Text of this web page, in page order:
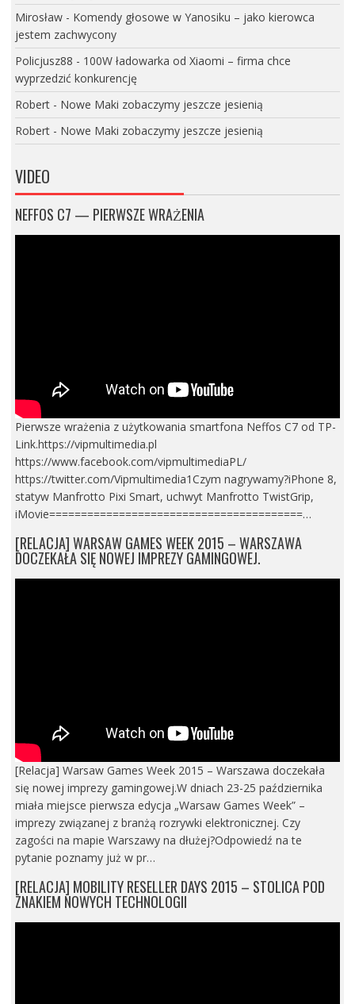
Mirosław- Komendy głosowe w Yanosiku – jako kierowca
jestem zachwycony
Policjusz88 - 100W ładowarka od Xiaomi – firma chce
wyprzedzić konkurencję
Robert- Nowe Maki zobaczymy jeszcze jesienią
Robert- Nowe Maki zobaczymy jeszcze jesienią
VIDEO
NEFFOS C7 — PIERWSZE WRAŻENIA
Pierwsze wrażenia z użytkowania smartfona Neffos C7 od TP-
Link.https://vipmultimedia.pl
https://www.facebook.com/vipmultimediaPL/
https://twitter.com/Vipmultimedia1Czym nagrywamy?iPhone 8,
statyw Manfrotto Pixi Smart, uchwyt Manfrotto TwistGrip,
iMovie========================================…
[RELACJA] WARSAW GAMES WEEK 2015 – WARSZAWA
DOCZEKAŁA SIĘ NOWEJ IMPREZY GAMINGOWEJ.
[Relacja] Warsaw Games Week 2015 – Warszawa doczekała
się nowej imprezy gamingowej.W dniach 23-25 października
miała miejsce pierwsza edycja „Warsaw Games Week” –
imprezy związanej z branżą rozrywki elektronicznej. Czy
zagości na mapie Warszawy na dłużej?Odpowiedź na te
pytanie poznamy już w pr…
[RELACJA] MOBILITY RESELLER DAYS 2015 – STOLICA POD
ZNAKIEM NOWYCH TECHNOLOGII